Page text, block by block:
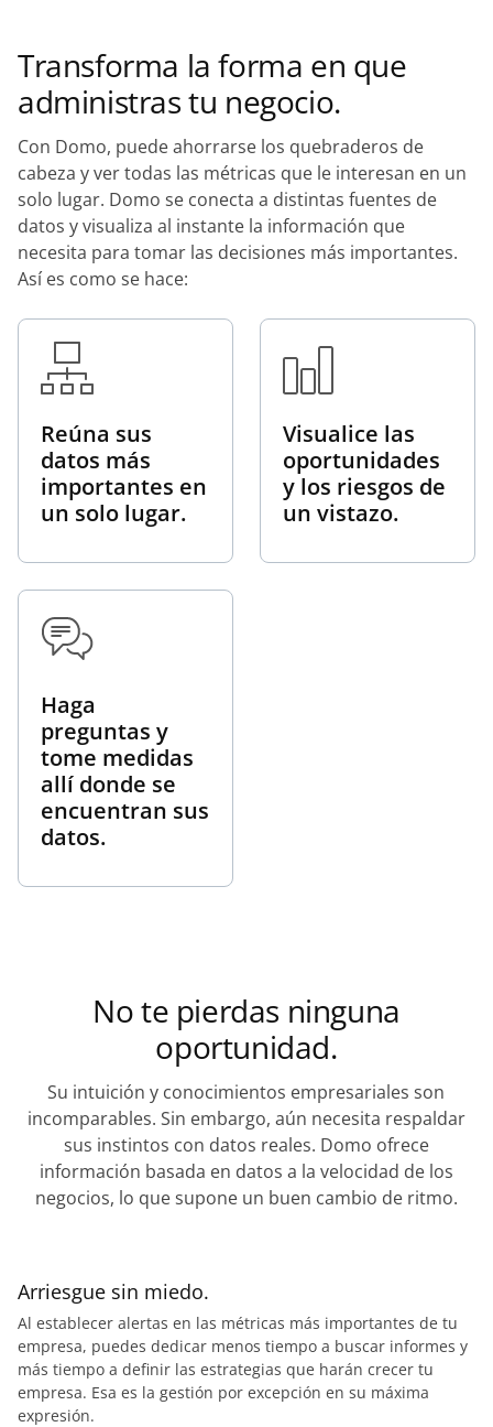
Transforma la forma en que
administras tu negocio.
Con Domo, puede ahorrarse los quebraderos de
cabeza y ver todas las métricas que le interesan en un
solo lugar. Domo se conecta a distintas fuentes de
datos y visualiza al instante la información que
necesita para tomar las decisiones más importantes.
Así es como se hace:
Reúna sus
datos más
importantes en
un solo lugar.
Visualice las
oportunidades
y los riesgos de
un vistazo.
Haga
preguntas y
tome medidas
allí donde se
encuentran sus
datos.
No te pierdas ninguna
oportunidad.
Su intuición y conocimientos empresariales son
incomparables. Sin embargo, aún necesita respaldar
sus instintos con datos reales. Domo ofrece
información basada en datos a la velocidad de los
negocios, lo que supone un buen cambio de ritmo.
Arriesgue sin miedo.
Al establecer alertas en las métricas más importantes de tu
empresa, puedes dedicar menos tiempo a buscar informes y
más tiempo a definir las estrategias que harán crecer tu
empresa. Esa es la gestión por excepción en su máxima
expresión.